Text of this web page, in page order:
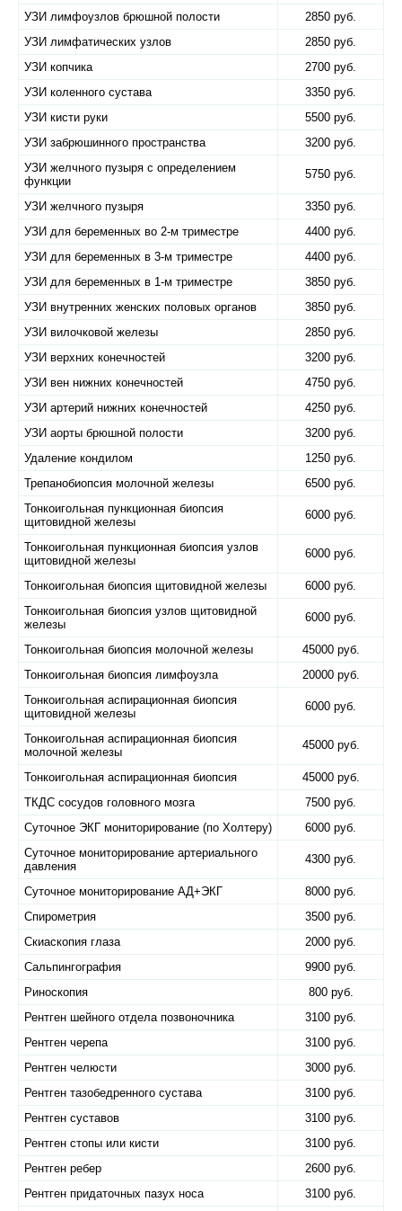
УЗИ лимфоузлов брюшной полости
2850 руб.
УЗИ лимфатических узлов
2850 руб.
УЗИ копчика
2700 руб.
УЗИ коленного сустава
3350 руб.
УЗИ кисти руки
5500 руб.
УЗИ забрюшинного пространства
3200 руб.
УЗИ желчного пузыря с определением
функции
5750 руб.
УЗИ желчного пузыря
3350 руб.
УЗИ для беременных во 2-м триместре
4400 руб.
УЗИ для беременных в 3-м триместре
4400 руб.
УЗИ для беременных в 1-м триместре
3850 руб.
УЗИ внутренних женских половых органов
3850 руб.
УЗИ вилочковой железы
2850 руб.
УЗИ верхних конечностей
3200 руб.
УЗИ вен нижних конечностей
4750 руб.
УЗИ артерий нижних конечностей
4250 руб.
УЗИ аорты брюшной полости
3200 руб.
Удаление кондилом
1250 руб.
Трепанобиопсия молочной железы
6500 руб.
Тонкоигольная пункционная биопсия
щитовидной железы
6000 руб.
Тонкоигольная пункционная биопсия узлов
щитовидной железы
6000 руб.
Тонкоигольная биопсия щитовидной железы
6000 руб.
Тонкоигольная биопсия узлов щитовидной
железы
6000 руб.
Тонкоигольная биопсия молочной железы
45000 руб.
Тонкоигольная биопсия лимфоузла
20000 руб.
Тонкоигольная аспирационная биопсия
щитовидной железы
6000 руб.
Тонкоигольная аспирационная биопсия
молочной железы
45000 руб.
Тонкоигольная аспирационная биопсия
45000 руб.
ТКДС сосудов головного мозга
7500 руб.
Суточное ЭКГ мониторирование (по Холтеру)
6000 руб.
Суточное мониторирование артериального
давления
4300 руб.
Суточное мониторирование АД+ЭКГ
8000 руб.
Спирометрия
3500 руб.
Скиаскопия глаза
2000 руб.
Сальпингография
9900 руб.
Риноскопия
800 руб.
Рентген шейного отдела позвоночника
3100 руб.
Рентген черепа
3100 руб.
Рентген челюсти
3000 руб.
Рентген тазобедренного сустава
3100 руб.
Рентген суставов
3100 руб.
Рентген стопы или кисти
3100 руб.
Рентген ребер
2600 руб.
Рентген придаточных пазух носа
3100 руб.